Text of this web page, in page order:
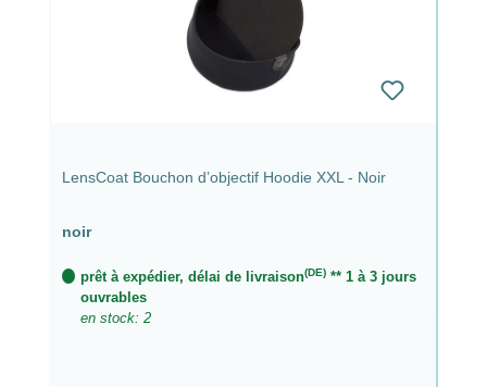
LensCoat Bouchon d’objectif Hoodie XXL - Noir
noir
prêt à expédier, délai de livraison(DE)** 1 à 3 jours
ouvrables
en stock: 2